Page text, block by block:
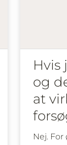
Hvis
og
at
Nej.